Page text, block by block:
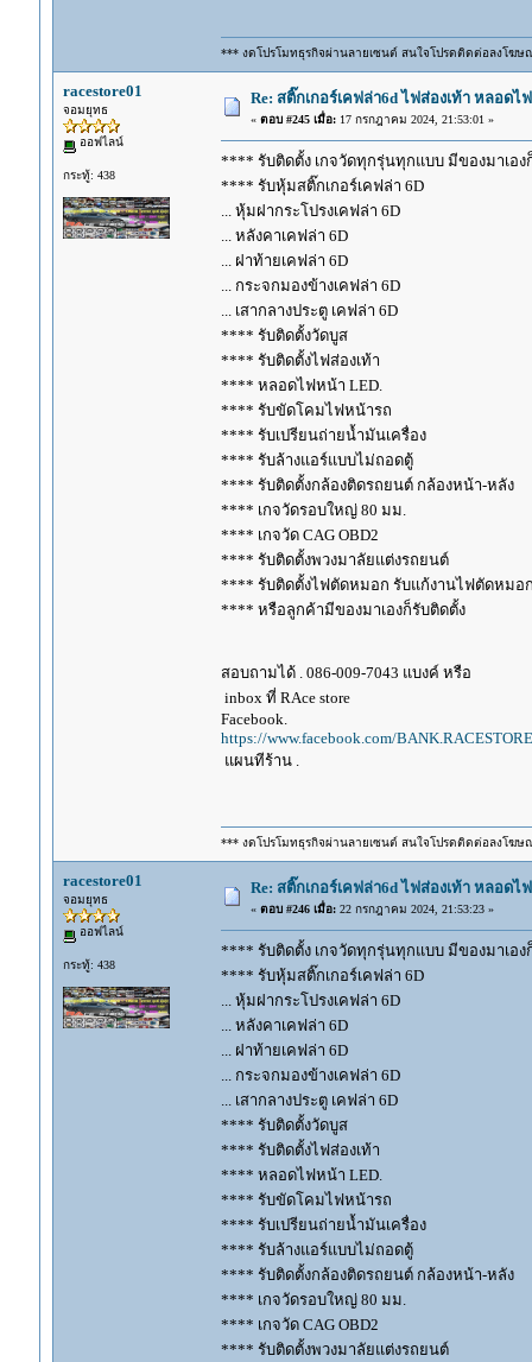
*** งดโปรโมทธุรกิจผ่านลายเซนต์ สนใจโปรดติดต่อลงโฆษ
racestore01
จอมยุทธ
ออฟไลน์
กระทู้: 438
Re: สติ๊กเกอร์เคฟล่า6d ไฟส่องเท้า หลอด
« ตอบ #245 เมื่อ:17 กรกฎาคม 2024, 21:53:01 »
**** รับติดตั้ง เกจวัดทุกรุ่นทุกแบบ มีของมาเอง
**** รับหุ้มสติ๊กเกอร์เคฟล่า 6D
... หุ้มฝากระโปรงเคฟล่า 6D
... หลังคาเคฟล่า 6D
... ฝาท้ายเคฟล่า 6D
... กระจกมองข้างเคฟล่า 6D
... เสากลางประตู เคฟล่า 6D
**** รับติดตั้งวัดบูส
**** รับติดตั้งไฟส่องเท้า
**** หลอดไฟหน้า LED.
**** รับขัดโคมไฟหน้ารถ
**** รับเปรียนถ่ายน้ำมันเครื่อง
**** รับล้างแอร์แบบไม่ถอดตู้
**** รับติดตั้งกล้องติดรถยนต์ กล้องหน้า-หลัง
**** เกจวัดรอบใหญ่ 80 มม.
**** เกจวัด CAG OBD2
**** รับติดตั้งพวงมาลัยแต่งรถยนต์
**** รับติดตั้งไฟตัดหมอก รับแก้งานไฟตัดหมอ
**** หรือลูกค้ามีของมาเองก็รับติดตั้ง
สอบถามได้ . 086-009-7043 แบงค์ หรือ
inbox ที่ RAce store
Facebook.
https://www.facebook.com/
แผนทีร้าน .
*** งดโปรโมทธุรกิจผ่านลายเซนต์ สนใจโปรดติดต่อลงโฆษ
racestore01
จอมยุทธ
ออฟไลน์
กระทู้: 438
Re: สติ๊กเกอร์เคฟล่า6d ไฟส่องเท้า หลอด
« ตอบ #246 เมื่อ:22 กรกฎาคม 2024, 21:53:23 »
**** รับติดตั้ง เกจวัดทุกรุ่นทุกแบบ มีของมาเอง
**** รับหุ้มสติ๊กเกอร์เคฟล่า 6D
... หุ้มฝากระโปรงเคฟล่า 6D
... หลังคาเคฟล่า 6D
... ฝาท้ายเคฟล่า 6D
... กระจกมองข้างเคฟล่า 6D
... เสากลางประตู เคฟล่า 6D
**** รับติดตั้งวัดบูส
**** รับติดตั้งไฟส่องเท้า
**** หลอดไฟหน้า LED.
**** รับขัดโคมไฟหน้ารถ
**** รับเปรียนถ่ายน้ำมันเครื่อง
**** รับล้างแอร์แบบไม่ถอดตู้
**** รับติดตั้งกล้องติดรถยนต์ กล้องหน้า-หลัง
**** เกจวัดรอบใหญ่ 80 มม.
**** เกจวัด CAG OBD2
**** รับติดตั้งพวงมาลัยแต่งรถยนต์